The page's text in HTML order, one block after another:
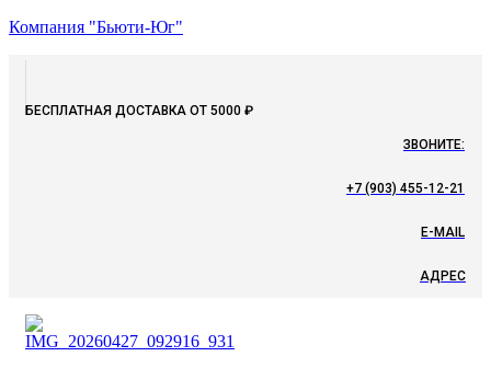
Компания "Бьюти-Юг"
БЕСПЛАТНАЯ ДОСТАВКА ОТ 5000 ₽
ЗВОНИТЕ:
+7 (903) 455-12-21
E-MAIL
АДРЕС